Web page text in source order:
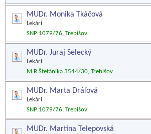
MUDr. Monika Tkáčová
Lekári
SNP 1079/76, Trebišov
MUDr. Juraj Selecký
Lekári
M.R.Štefánika 3544/30, Trebišov
MUDr. Marta Dráľová
Lekári
SNP 1079/76, Trebišov
MUDr. Martina Telepovská